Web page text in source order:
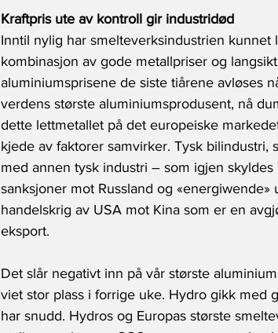
Kraftpris ute av kontroll gir industridød
Inntil nylig har smelteverksindustrien
kombinasjon av gode metallpriser og
aluminiumsprisene de siste tiårene avløses
verdens største aluminiumsprodusent, nå
dette lettmetallet på det europeiske
kjede av faktorer samvirker. Tysk
med annen tysk industri – som igjen
sanksjoner mot Russland og
handelskrig av USA mot Kina som er en
eksport.
Det slår negativt inn på vår største
viet stor plass i forrige uke. Hydro gikk med
har snudd. Hydros og Europas største